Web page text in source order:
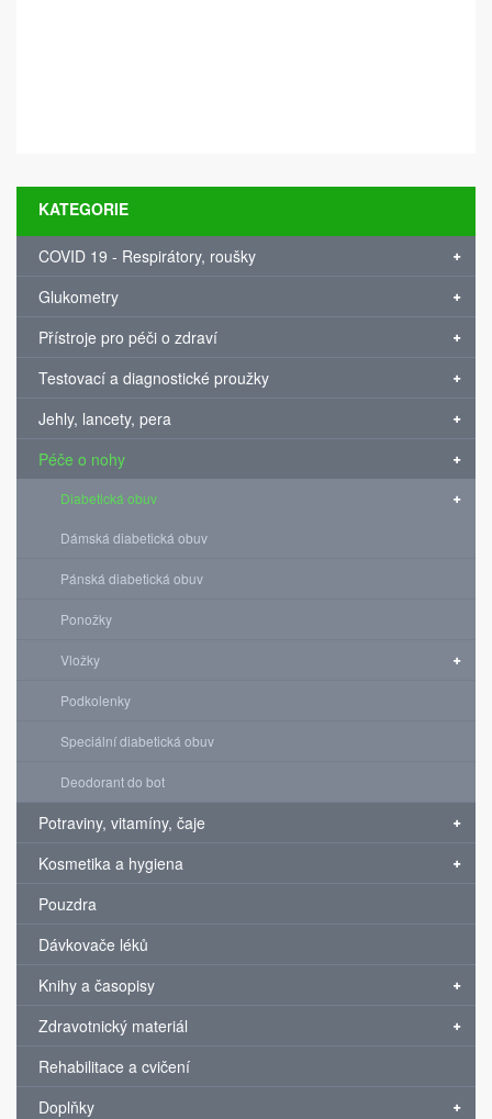
KATEGORIE
COVID 19 - Respirátory, roušky
Glukometry
Přístroje pro péči o zdraví
Testovací a diagnostické proužky
Jehly, lancety, pera
Péče o nohy
Diabetická obuv
Dámská diabetická obuv
Pánská diabetická obuv
Ponožky
Vložky
Podkolenky
Speciální diabetická obuv
Deodorant do bot
Potraviny, vitamíny, čaje
Kosmetika a hygiena
Pouzdra
Dávkovače léků
Knihy a časopisy
Zdravotnický materiál
Rehabilitace a cvičení
Doplňky